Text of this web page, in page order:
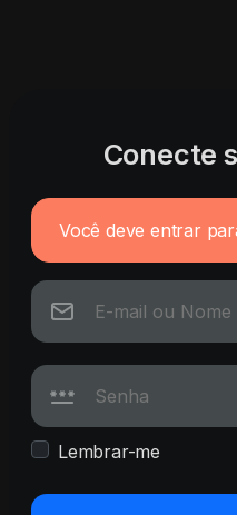
Conecte
Você deve entrar
Lembrar-me